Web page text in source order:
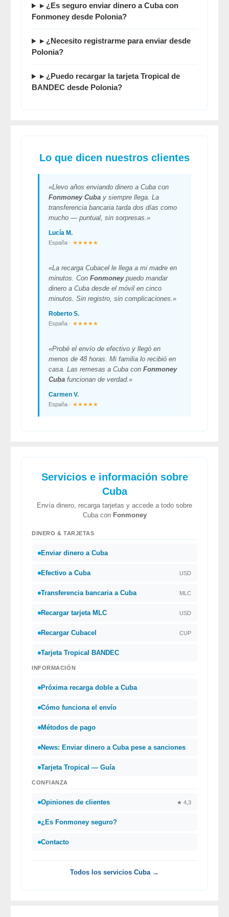
▸ ¿Es seguro enviar dinero a Cuba con
Fonmoney desde Polonia?
▸ ¿Necesito registrarme para enviar desde
Polonia?
▸ ¿Puedo recargar la tarjeta Tropical de
BANDEC desde Polonia?
Lo que dicen nuestros clientes
«Llevo años enviando dinero a Cuba con
Fonmoney Cuba y siempre llega. La
transferencia bancaria tarda dos días como
mucho — puntual, sin sorpresas.»
Lucía M.
España · ★★★★★
«La recarga Cubacel le llega a mi madre en
minutos. Con Fonmoneypuedo mandar
dinero a Cuba desde el móvil en cinco
minutos. Sin registro, sin complicaciones.»
Roberto S.
España · ★★★★★
«Probé el envío de efectivo y llegó en
menos de 48 horas. Mi familia lo recibió en
casa. Las remesas a Cuba con Fonmoney
Cuba funcionan de verdad.»
Carmen V.
España · ★★★★★
Servicios e información sobre
Cuba
Envía dinero, recarga tarjetas y accede a todo sobre
Cuba con Fonmoney
DINERO & TARJETAS
Enviar dinero a Cuba
Efectivo a Cuba USD
Transferencia bancaria a Cuba MLC
Recargar tarjeta MLC USD
Recargar Cubacel CUP
Tarjeta Tropical BANDEC
INFORMACIÓN
Próxima recarga doble a Cuba
Cómo funciona el envío
Métodos de pago
News: Enviar dinero a Cuba pese a sanciones
Tarjeta Tropical — Guía
CONFIANZA
Opiniones de clientes ★ 4,3
¿Es Fonmoney seguro?
Contacto
Todos los servicios Cuba →